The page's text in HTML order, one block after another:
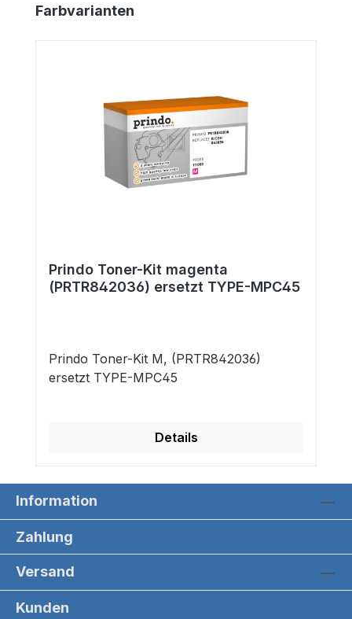
Produktgalerie überspringen
Farbvarianten
Prindo Toner-Kit magenta
(PRTR842036) ersetzt TYPE-MPC45
Prindo Toner-Kit M, (PRTR842036)
ersetzt TYPE-MPC45
Details
Information
Zahlung
Versand
Kunden